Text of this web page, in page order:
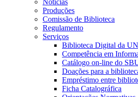
Notícias
Produções
Comissão de Biblioteca
Regulamento
Serviços
Biblioteca Digital da
Competência em
Catálogo on-line do
Doações para a
Empréstimo entre
Ficha Catalográfica